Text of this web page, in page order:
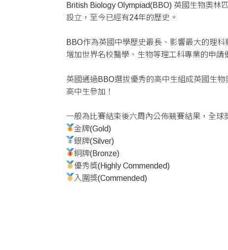
British Biology Olympiad(BBO) 英國生物奧
設立，至今已經有24年的歷史。
BBO作為英國中學歷史最長、影響最大的理
增加世界名校醫學、生物等理工科專業的申
英國通過BBO選拔優秀的高中生組成英國生
高中生參加！
一般為比賽結束後六周內公佈競賽結果，全球
金牌(Gold)
銀牌(Silver)
銅牌(Bronze)
優秀獎(Highly Commended)
入圍獎(Commended)